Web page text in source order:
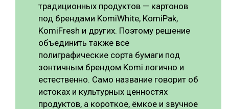
традиционных продуктов — картонов
под брендами KomiWhite, KomiPak,
KomiFresh и других. Поэтому решение
объединить также все
полиграфические сорта бумаги под
зонтичным брендом Komi логично и
естественно. Само название говорит об
истоках и культурных ценностях
продуктов, а короткое, ёмкое и звучное